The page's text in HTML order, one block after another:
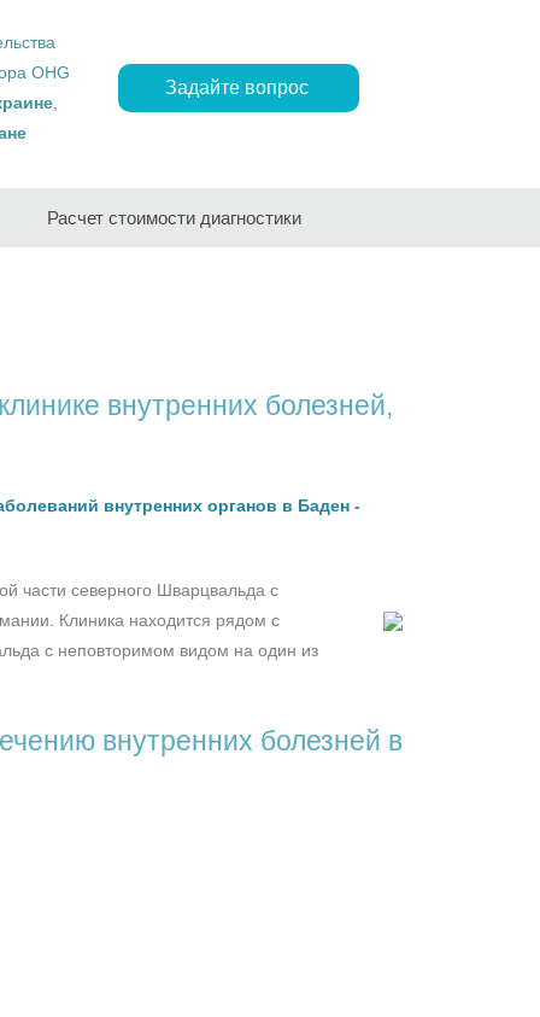
OHG
Задайте вопрос
Расчет стоимости диагностики
внутренних болезней,
внутренних органов в Баден -
части северного Шварцвальда с
Клиника находится рядом с
с неповторимом видом на один из
внутренних болезней в